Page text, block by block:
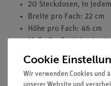
20 Steckdosen, in
Breite pro Fach: 22 cm
Höhe pro Fach: 46 cm
Maße B x T x H (cm):
Cookie
Wir verwenden Cookies und
unserer Website und